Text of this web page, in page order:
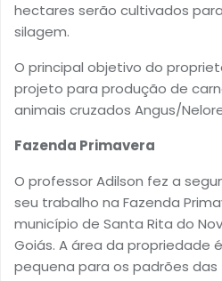
hectares serão cultivados
silagem.
O principal objetivo do
projeto para produção de
animais cruzados Angus/
Fazenda Primavera
O professor Adilson fez a
seu trabalho na Fazenda
município de Santa Rita do
Goiás. A área da propriedade
pequena para os padrões